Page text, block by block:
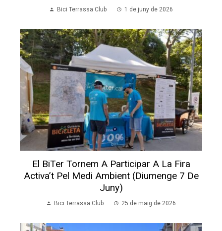
Bici Terrassa Club 1 de juny de 2026
El BiTer Tornem A Participar A La Fira
Activa’t Pel Medi Ambient (diumenge 7 De
Juny)
Bici Terrassa Club 25 de maig de 2026